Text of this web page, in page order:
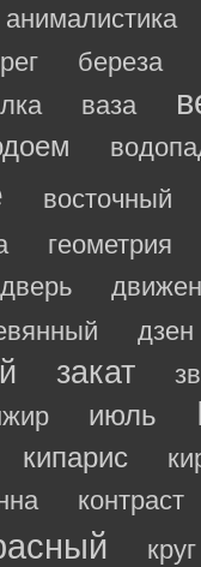
анималистика
береза
ваза
восточный
геометрия
дверь
дзен
закат
июль
кипарис
контраст
круг